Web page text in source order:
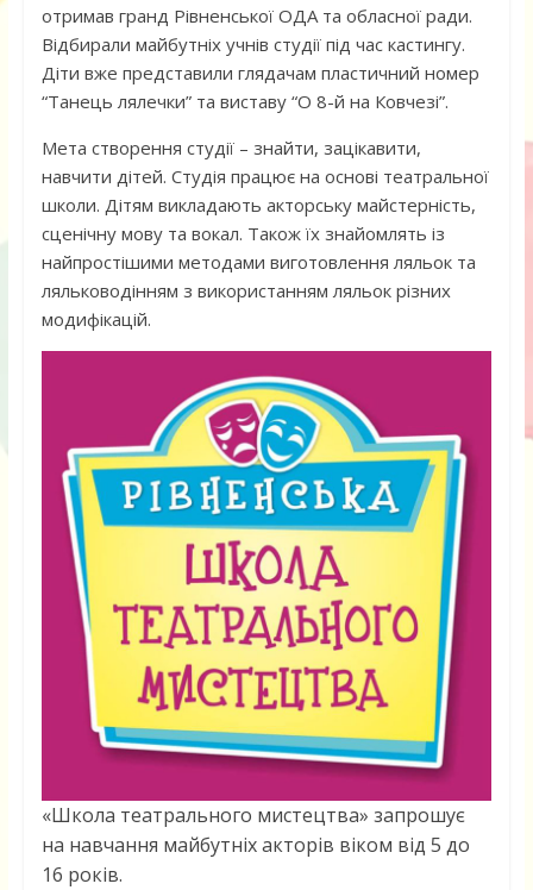
отримав гранд Рівненської ОДА та обласної ради.
Відбирали майбутніх учнів студії під час кастингу.
Діти вже представили глядачам пластичний номер
“Танець лялечки” та виставу “О 8-й на Ковчезі”.
Мета створення студії – знайти, зацікавити,
навчити дітей. Студія працює на основі театральної
школи. Дітям викладають акторську майстерність,
сценічну мову та вокал. Також їх знайомлять із
найпростішими методами виготовлення ляльок та
ляльководінням з використанням ляльок різних
модифікацій.
«Школа театрального мистецтва» запрошує
на навчання майбутніх акторів віком від 5 до
16 років.